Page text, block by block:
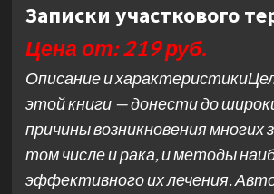
Записки участкового
Цена от: 219 руб.
Описание и
этой книги — донести до
причины возникновения многих
том числе и рака, и методы
эффективного их лечения.